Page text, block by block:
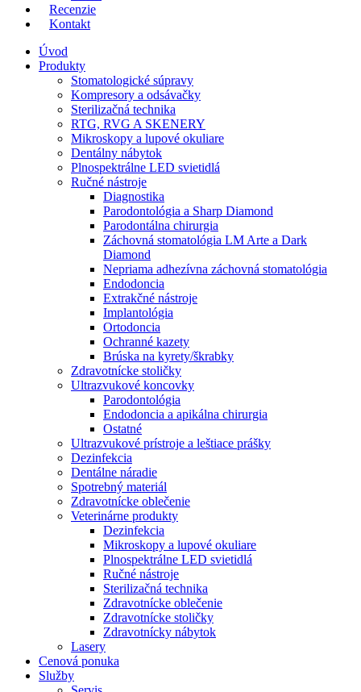
Recenzie
Kontakt
Úvod
Produkty
Stomatologické súpravy
Kompresory a odsávačky
Sterilizačná technika
RTG, RVG A SKENERY
Mikroskopy a lupové okuliare
Dentálny nábytok
Plnospektrálne LED svietidlá
Ručné nástroje
Diagnostika
Parodontológia a Sharp Diamond
Parodontálna chirurgia
Záchovná stomatológia LM Arte a Dark
Diamond
Nepriama adhezívna záchovná stomatológia
Endodoncia
Extrakčné nástroje
Implantológia
Ortodoncia
Ochranné kazety
Brúska na kyrety/škrabky
Zdravotnícke stoličky
Ultrazvukové koncovky
Parodontológia
Endodoncia a apikálna chirurgia
Ostatné
Ultrazvukové prístroje a leštiace prášky
Dezinfekcia
Dentálne náradie
Spotrebný materiál
Zdravotnícke oblečenie
Veterinárne produkty
Dezinfekcia
Mikroskopy a lupové okuliare
Plnospektrálne LED svietidlá
Ručné nástroje
Sterilizačná technika
Zdravotnícke oblečenie
Zdravotnícke stoličky
Zdravotnícky nábytok
Lasery
Cenová ponuka
Služby